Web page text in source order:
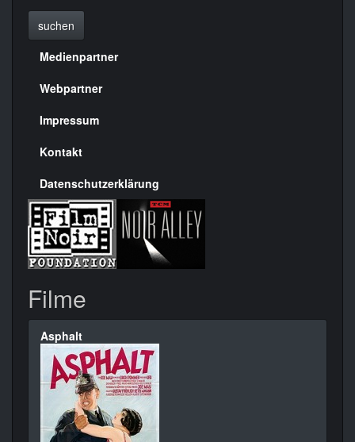
suchen
Menülinks
rechte
Seite
Medienpartner
Webpartner
Impressum
Kontakt
Datenschutzerklärung
Filme
Asphalt